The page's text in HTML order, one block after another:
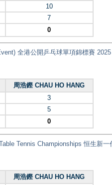
10
7
0
全港公開乒乓球單項錦標賽 2025
周浩鏗 CHAU HO HANG
3
5
0
Tennis Championships 恒生新
周浩鏗 CHAU HO HANG